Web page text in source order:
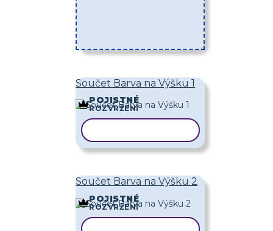
Součet Barva na Výšku 1
POJISTNÉ
ROZVRŽENÍ
Součet Barva na Výšku 2
POJISTNÉ
ROZVRŽENÍ